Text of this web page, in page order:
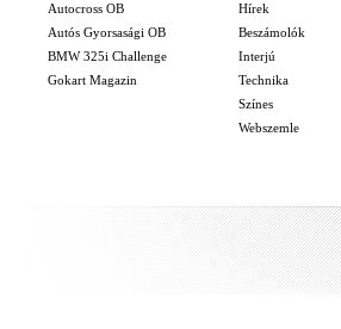
Autocross OB
Autós Gyorsasági OB
BMW 325i Challenge
Gokart Magazin
Hírek
Beszámolók
Interjú
Technika
Színes
Webszemle